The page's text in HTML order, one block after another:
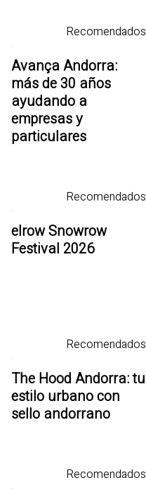
Recomendados
Avança Andorra:
más de 30 años
ayudando a
empresas y
particulares
Recomendados
elrow Snowrow
Festival 2026
Recomendados
The Hood Andorra: tu
estilo urbano con
sello andorrano
Recomendados